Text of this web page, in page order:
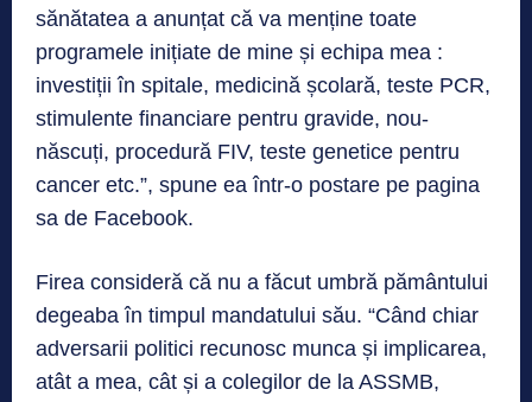
sănătatea a anunțat că va menține toate
programele inițiate de mine și echipa mea :
investiții în spitale, medicină școlară, teste PCR,
stimulente financiare pentru gravide, nou-
născuți, procedură FIV, teste genetice pentru
cancer etc.”, spune ea într-o postare pe pagina
sa de Facebook.
Firea consideră că nu a făcut umbră pământului
degeaba în timpul mandatului său. “Când chiar
adversarii politici recunosc munca și implicarea,
atât a mea, cât și a colegilor de la ASSMB,